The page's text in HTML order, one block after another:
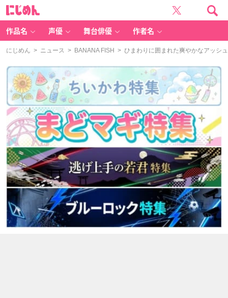
作品名 声優 舞台俳優 作者名
にじめん > ニュース > BANANA FISH > ひまわりに囲まれた爽やかなアッシ